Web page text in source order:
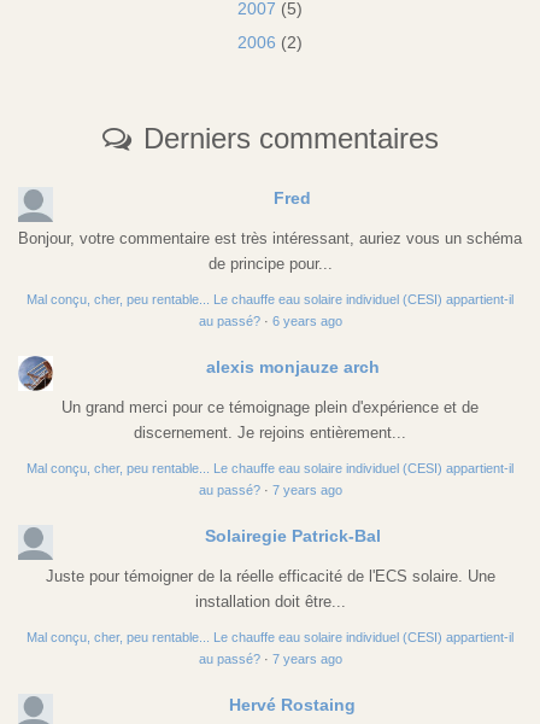
2007 (5)
2006 (2)
Derniers commentaires
Fred
Bonjour, votre commentaire est très intéressant, auriez vous un schéma
de principe pour...
Mal conçu, cher, peu rentable... Le chauffe eau solaire individuel (CESI) appartient-il
au passé?· 6 years ago
alexis monjauze arch
Un grand merci pour ce témoignage plein d'expérience et de
discernement. Je rejoins entièrement...
Mal conçu, cher, peu rentable... Le chauffe eau solaire individuel (CESI) appartient-il
au passé?· 7 years ago
Solairegie Patrick-Bal
Juste pour témoigner de la réelle efficacité de l'ECS solaire. Une
installation doit être...
Mal conçu, cher, peu rentable... Le chauffe eau solaire individuel (CESI) appartient-il
au passé?· 7 years ago
Hervé Rostaing